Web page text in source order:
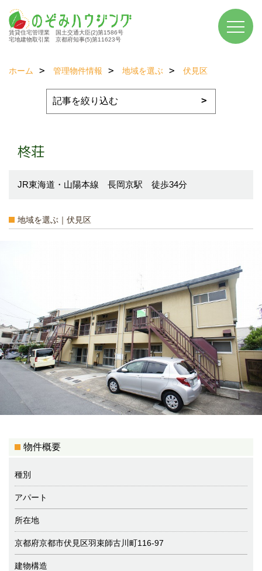
賃貸住宅管理業 国土交通大臣(2)第1586号
宅地建物取引業 京都府知事(5)第11623号
ホーム 管理物件情報 地域を選ぶ 伏見区
柊荘
JR東海道・山陽本線 長岡京駅 徒歩34分
地域を選ぶ｜伏見区
物件概要
種別
アパート
所在地
京都府京都市伏見区羽束師古川町116-97
建物構造